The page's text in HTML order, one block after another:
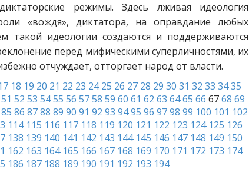
режимы. Здесь лживая идеология
«вождя», диктатора, на оправдание любых
такой идеологии создаются и поддерживаются
перед мифическими суперличностями, их
отчуждает, отторгает народ от власти.
18 19 20 21 22 23 24 25 26 27 28 29 30 31 32 33 3435
51 52 53 5455 56 5758 59 60 61 62 63 6465 66 6768 69
85 86 8788 89 90 91 92 93 9495 96 9798 99 100 101 102
114 115 116 117 118 119 120 121 122 123 124 125 126
138 139 140 141 142 143 144 145 146 147 148 149 150
162 163 164 165 166 167 168 169 170 171 172 173 174
186 187 188 189 190 191 192 193 194